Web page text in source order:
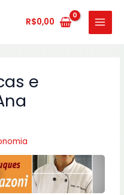
R$0,00
MAIN
MENU
e